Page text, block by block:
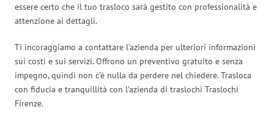
essere certo che il tuo trasloco sarà gestito con professionalità e
attenzione ai dettagli.
Ti incoraggiamo a contattare l’azienda per ulteriori informazioni
sui costi e sui servizi. Offrono un preventivo gratuito e senza
impegno, quindi non c’è nulla da perdere nel chiedere. Trasloca
con fiducia e tranquillità con l’azienda di traslochi Traslochi
Firenze.